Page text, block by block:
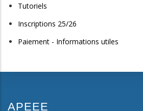
Tutoriels
Inscriptions 25/26
Paiement - Informations utiles
APEEE